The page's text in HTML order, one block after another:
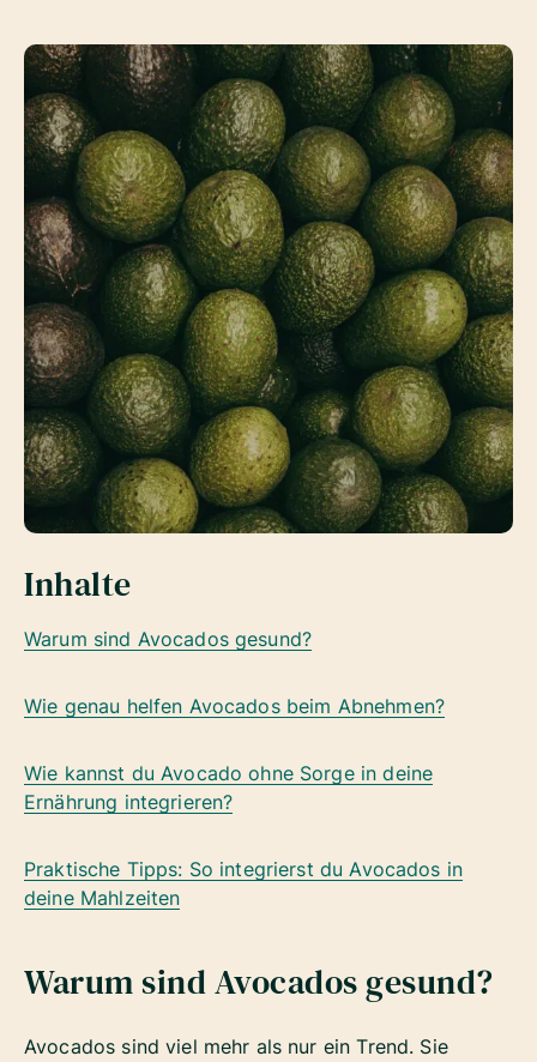
Inhalte
Warum sind Avocados gesund?
Wie genau helfen Avocados beim Abnehmen?
Wie kannst du Avocado ohne Sorge in deine
Ernährung integrieren?
Praktische Tipps: So integrierst du Avocados in
deine Mahlzeiten
Warum sind Avocados gesund?
Avocados sind viel mehr als nur ein Trend. Sie